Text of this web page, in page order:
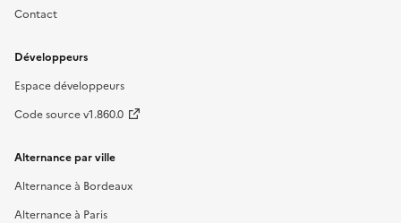
Contact
Développeurs
Espace développeurs
Code source v1.860.0
Alternance par ville
Alternance à Bordeaux
Alternance à Paris